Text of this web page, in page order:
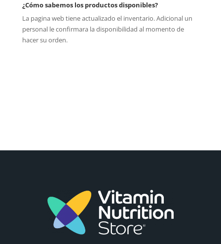
¿Cómo sabemos los productos disponibles?
La pagina web tiene actualizado el inventario. Adicional un
personal le confirmara la disponibilidad al momento de
hacer su orden.